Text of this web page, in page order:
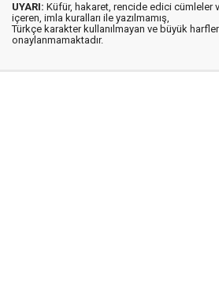
UYARI: Küfür, hakaret, rencide edici cümleler
içeren, imla kuralları ile yazılmamış,
Türkçe karakter kullanılmayan ve büyük
onaylanmamaktadır.